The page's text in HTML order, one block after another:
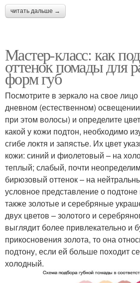
читать дальше →
Мастер-класс: как
оттенок помады для
форм губ
Посмотрите в зеркало на свое
дневном (естественном)
при этом волосы) и определите
какой у кожи подтон, необходимо
сгибе локтя и запястье. Их цвет
кожи: синий и фиолетовый – на
теплый; слабый, почти
бирюзовый оттенок – на
условное представление о
также золотые и серебряные
двух цветов – золотого и
выглядит более привлекательно и
прикосновения золота, то она
подтону, если ей больше походит
холодный.